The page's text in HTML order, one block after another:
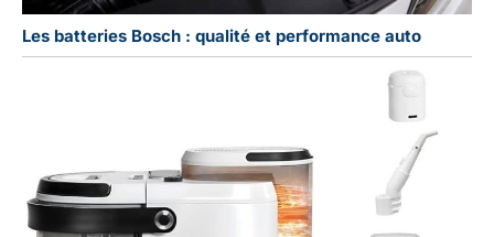
Les batteries Bosch : qualité et performance auto